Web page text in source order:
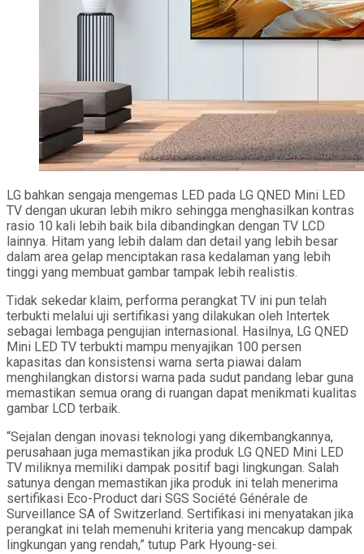
LG bahkan sengaja mengemas LED pada LG QNED Mini LED
TV dengan ukuran lebih mikro sehingga menghasilkan kontras
rasio 10 kali lebih baik bila dibandingkan dengan TV LCD
lainnya. Hitam yang lebih dalam dan detail yang lebih besar
dalam area gelap menciptakan rasa kedalaman yang lebih
tinggi yang membuat gambar tampak lebih realistis.
Tidak sekedar klaim, performa perangkat TV ini pun telah
terbukti melalui uji sertifikasi yang dilakukan oleh Intertek
sebagai lembaga pengujian internasional. Hasilnya, LG QNED
Mini LED TV terbukti mampu menyajikan 100 persen
kapasitas dan konsistensi warna serta piawai dalam
menghilangkan distorsi warna pada sudut pandang lebar guna
memastikan semua orang di ruangan dapat menikmati kualitas
gambar LCD terbaik.
“Sejalan dengan inovasi teknologi yang dikembangkannya,
perusahaan juga memastikan jika produk LG QNED Mini LED
TV miliknya memiliki dampak positif bagi lingkungan. Salah
satunya dengan memastikan jika produk ini telah menerima
sertifikasi Eco-Product dari SGS Société Générale de
Surveillance SA of Switzerland. Sertifikasi ini menyatakan jika
perangkat ini telah memenuhi kriteria yang mencakup dampak
lingkungan yang rendah,” tutup Park Hyoung-sei.